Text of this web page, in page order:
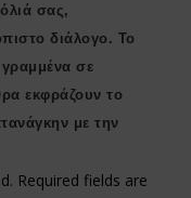
σας,
διάλογο. Το
σε
εκφράζουν το
με την
Required fields are